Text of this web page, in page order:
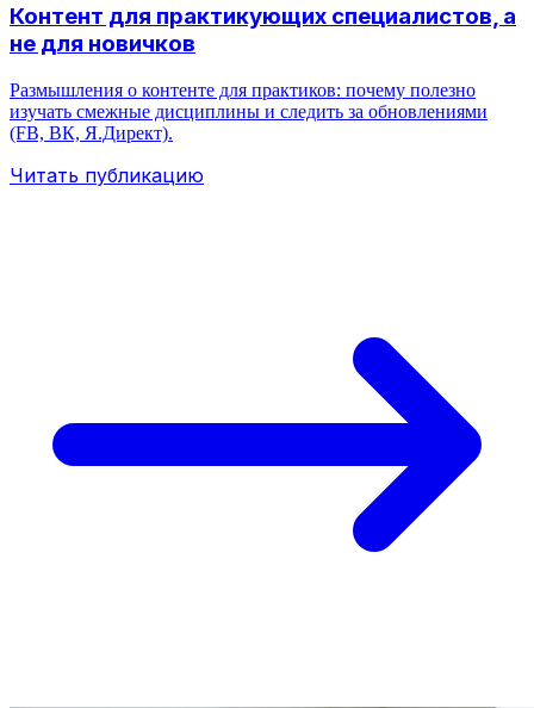
Контент для практикующих специалистов, а
не для новичков
Размышления о контенте для практиков: почему полезно
изучать смежные дисциплины и следить за обновлениями
(FB, ВК, Я.Директ).
Читать публикацию